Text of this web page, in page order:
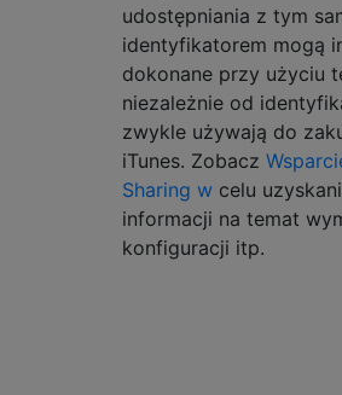
udostępniania z tym
identyfikatorem mogą
dokonane przy użyciu
niezależnie od
zwykle używają do
iTunes. Zobacz
Sharing w celu
informacji na temat
konfiguracji itp.